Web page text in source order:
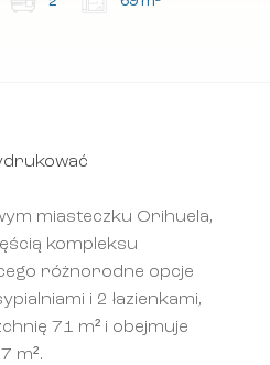
miasteczku Orihuela,
kompleksu
różnorodne opcje
i 2 łazienkami,
71 m² i obejmuje
m².